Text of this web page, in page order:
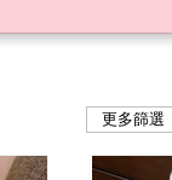
更多篩選